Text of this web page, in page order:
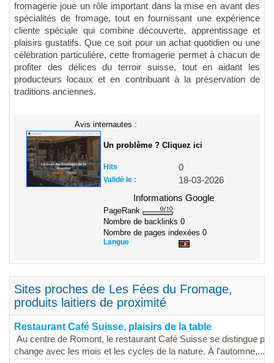
fromagerie joue un rôle important dans la mise en avant des
spécialités de fromage, tout en fournissant une expérience
cliente spéciale qui combine découverte, apprentissage et
plaisirs gustatifs. Que ce soit pour un achat quotidien ou une
célébration particulière, cette fromagerie permet à chacun de
profiter des délices du terroir suisse, tout en aidant les
producteurs locaux et en contribuant à la préservation de
traditions anciennes.
Avis internautes :
Un problème ? Cliquez ici
Hits 0
Validé le :
18-03-2026
Informations Google
PageRank
Nombre de backlinks 0
Nombre de pages indexées 0
Langue
Sites proches de Les Fées du Fromage,
produits laitiers de proximité
Restaurant Café Suisse, plaisirs de la table
Au centre de Romont, le restaurant Café Suisse se distingue
change avec les mois et les cycles de la nature. À l'automne,...